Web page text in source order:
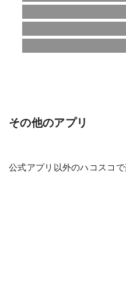
その他のアプリ
公式アプリ以外のハコスコ